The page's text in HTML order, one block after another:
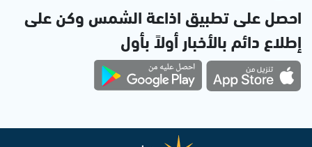
احصل على تطبيق اذاعة الشمس وكن على
إطلاع دائم بالأخبار أولاً بأول